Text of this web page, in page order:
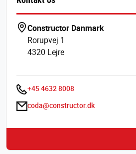
Constructor Danmark
Rorupvej 1
4320 Lejre
+45 4632 8008
coda@constructor.dk